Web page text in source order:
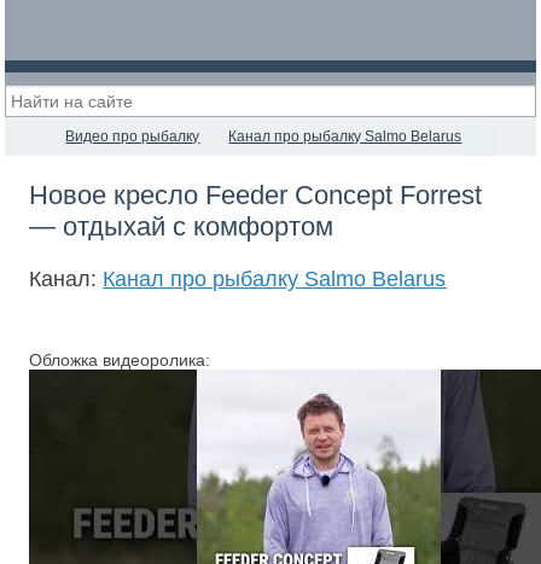
Видео про рыбалку Канал про рыбалку Salmo Belarus
Новое кресло Feeder Concept Forrest
— отдыхай с комфортом
Канал: Канал про рыбалку Salmo Belarus
Обложка видеоролика: